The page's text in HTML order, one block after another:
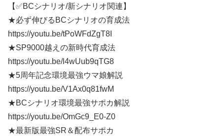
【✅BCシナリオ/新シナリオ関連】
★必ず伸びるBCシナリオの育成法
https://youtu.be/tPoWFdZgT8I
★SP9000越えの新時代育成法
https://youtu.be/l4wUub9qTG8
★5周年記念環境最強ウマ娘解説
https://youtu.be/V1Ax0q81fwM
★BCシナリオ環境最強サポカ解説
https://youtu.be/OmGc9_E0-Z0
★最新版最強SR＆配布サポカ